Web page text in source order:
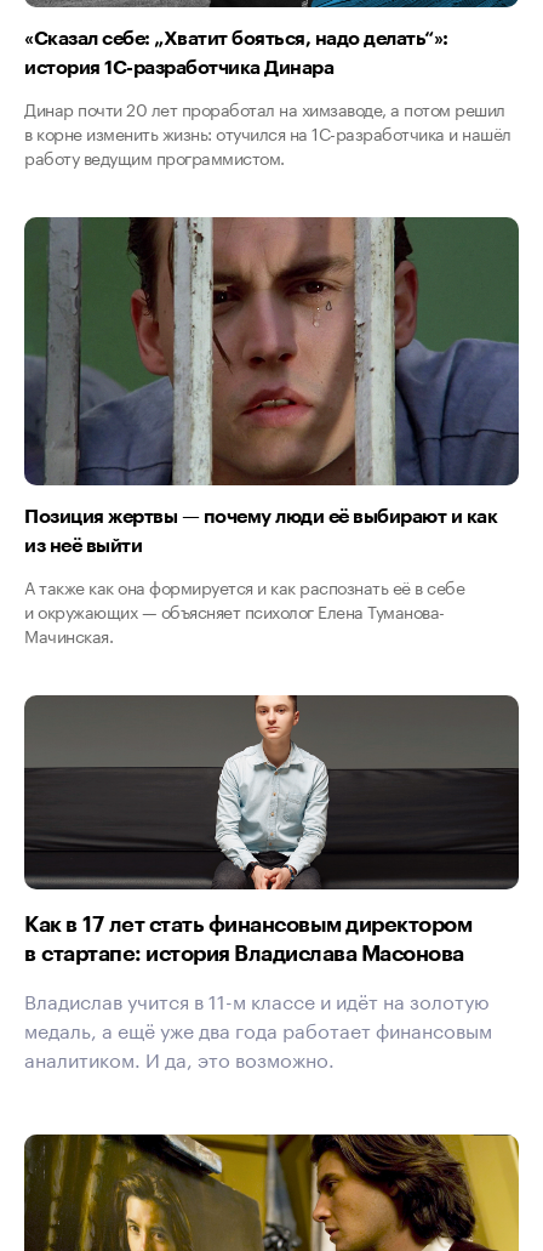
«Сказал себе: „Хватит бояться, надо делать“»:
история 1С-разработчика Динара
Динар почти 20 лет проработал на химзаводе, а потом решил
в корне изменить жизнь: отучился на 1С-разработчика и нашёл
работу ведущим программистом.
Позиция жертвы — почему люди её выбирают и как
из неё выйти
А также как она формируется и как распознать её в себе
и окружающих — объясняет психолог Елена Туманова-
Мачинская.
Как в 17 лет стать финансовым директором
в стартапе: история Владислава Масонова
Владислав учится в 11-м классе и идёт на золотую
медаль, а ещё уже два года работает финансовым
аналитиком. И да, это возможно.